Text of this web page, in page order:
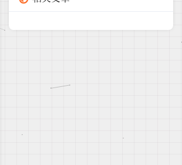
自适应大小iframe嵌入
块级链接卡片